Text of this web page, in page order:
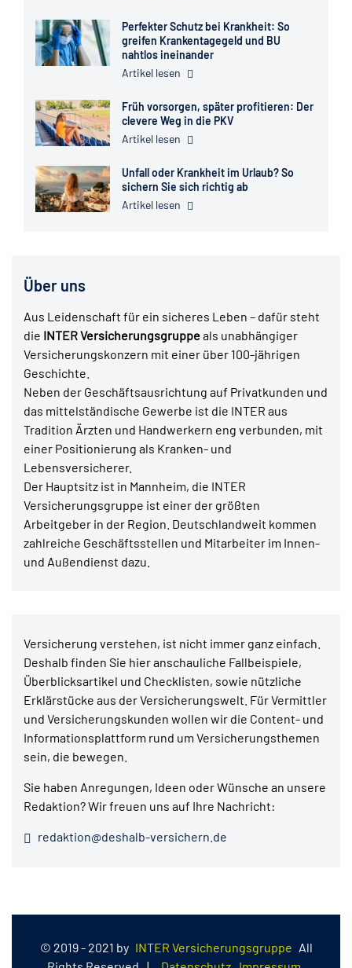
Perfekter Schutz bei Krankheit: So
greifen Krankentagegeld und BU
nahtlos ineinander
Artikel lesen
Früh vorsorgen, später profitieren: Der
clevere Weg in die PKV
Artikel lesen
Unfall oder Krankheit im Urlaub? So
sichern Sie sich richtig ab
Artikel lesen
Über uns
Aus Leidenschaft für ein sicheres Leben – dafür steht
die INTER Versicherungsgruppeals unabhängiger
Versicherungskonzern mit einer über 100-jährigen
Geschichte.
Neben der Geschäftsausrichtung auf Privatkunden und
das mittelständische Gewerbe ist die INTER aus
Tradition Ärzten und Handwerkern eng verbunden, mit
einer Positionierung als Kranken- und
Lebensversicherer.
Der Hauptsitz ist in Mannheim, die INTER
Versicherungsgruppe ist einer der größten
Arbeitgeber in der Region. Deutschlandweit kommen
zahlreiche Geschäftsstellen und Mitarbeiter im Innen-
und Außendienst dazu.
Versicherung verstehen, ist nicht immer ganz einfach.
Deshalb finden Sie hier anschauliche Fallbeispiele,
Überblicksartikel und Checklisten, sowie nützliche
Erklärstücke aus der Versicherungswelt. Für Vermittler
und Versicherungskunden wollen wir die Content- und
Informationsplattform rund um Versicherungsthemen
sein, die bewegen.
Sie haben Anregungen, Ideen oder Wünsche an unsere
Redaktion? Wir freuen uns auf Ihre Nachricht:
redaktion@deshalb-versichern.de
© 2019 - 2021 by INTER Versicherungsgruppe All